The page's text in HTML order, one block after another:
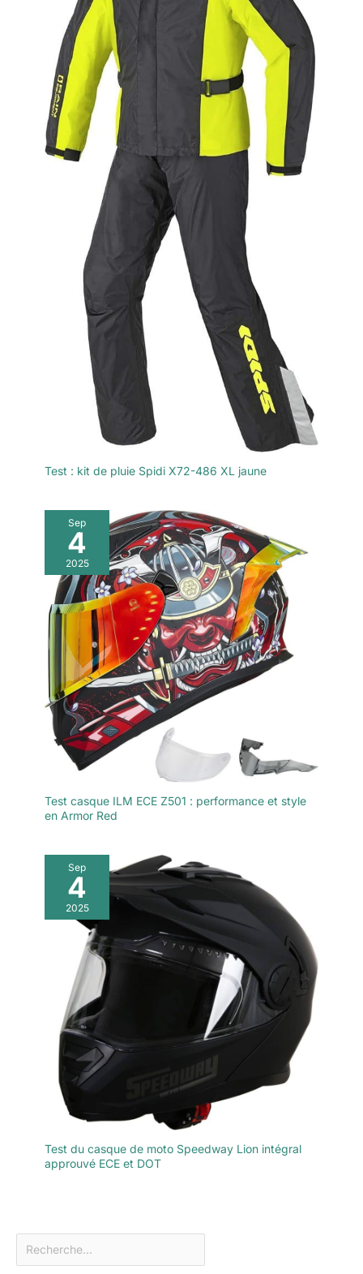
Test : kit de pluie Spidi X72-486 XL jaune
Sep
4
2025
Test casque ILM ECE Z501 : performance et style
en Armor Red
Sep
4
2025
Test du casque de moto Speedway Lion intégral
approuvé ECE et DOT